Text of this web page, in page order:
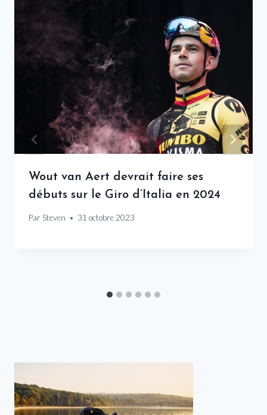
Wout van Aert devrait faire ses
débuts sur le Giro d’Italia en 2024
Par Steven 31 octobre 2023